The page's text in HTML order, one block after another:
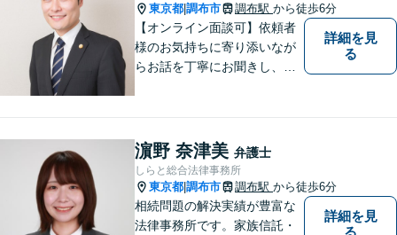
東京都 調布市 調布駅 から徒歩6分
【オンライン面談可】依頼者
様のお気持ちに寄り添いなが
らお話を丁寧にお聞きし、分
詳細を見
る
濵野 奈津美 弁護士
しらと総合法律事務所
東京都 調布市 調布駅 から徒歩6分
相続問題の解決実績が豊富な
法律事務所です。家族信託・
詳細を見
る